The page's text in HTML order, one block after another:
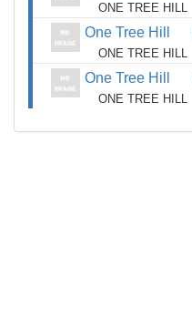
ONE TREE HILL
One Tree Hill
ONE TREE HILL
One Tree Hill
ONE TREE HILL